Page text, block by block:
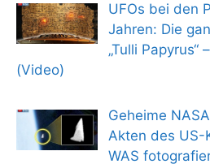
UFOs bei den
Jahren: Die
„Tulli Papyrus“
(Video)
Geheime
Akten des US-
WAS